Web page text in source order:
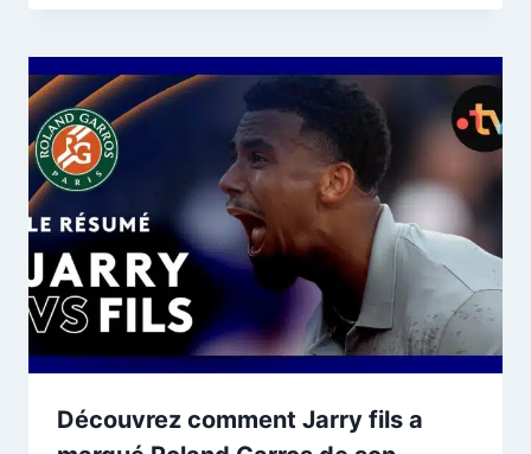
Découvrez comment Jarry fils a